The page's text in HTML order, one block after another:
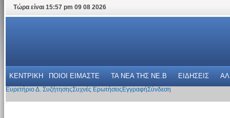
Τώρα είναι 15:57 pm 09 08 2026
ΚΕΝΤΡΙΚΗ ΠΟΙΟΙ ΕΙΜΑΣΤΕ ΤΑ ΝΕΑ THΣ NE.B ΕΙΔΗΣΕΙΣ
Ευρετήριο Δ. ΣυζήτησηςΣυχνές Ερωτήσεις ΕγγραφήΣύνδεση